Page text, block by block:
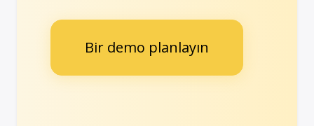
Bir demo planlayın